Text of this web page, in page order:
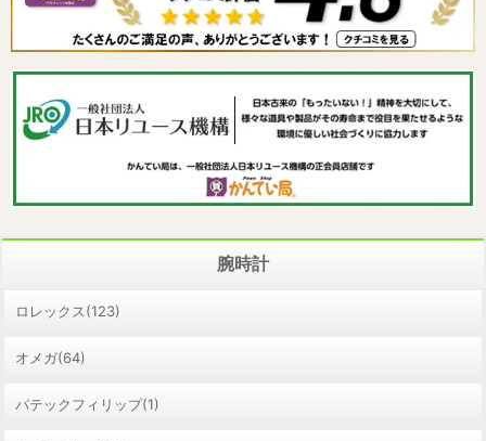
腕時計
ロレックス(123)
オメガ(64)
パテックフィリップ(1)